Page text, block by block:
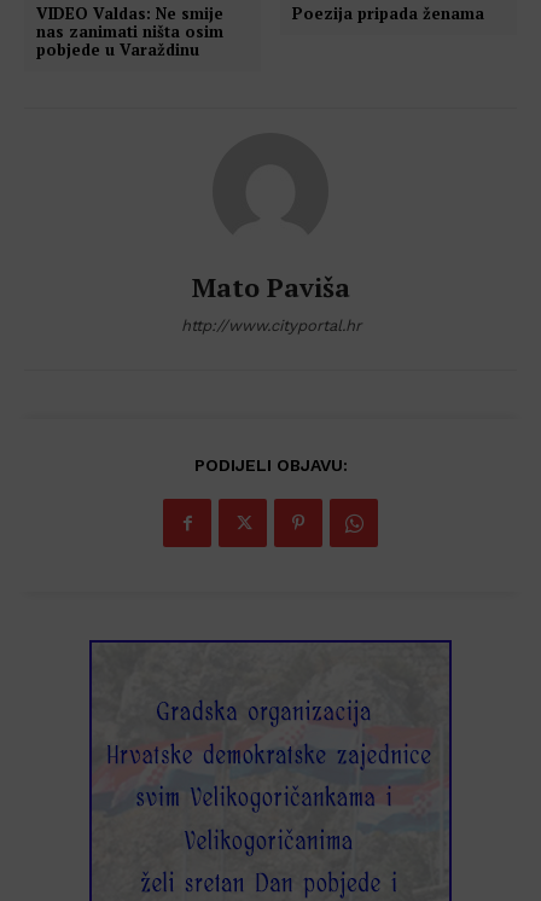
VIDEO Valdas: Ne smije
nas zanimati ništa osim
pobjede u Varaždinu
Poezija pripada ženama
Mato Paviša
http://www.cityportal.hr
PODIJELI OBJAVU: